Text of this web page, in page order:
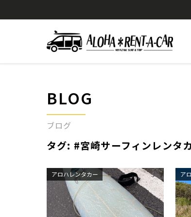
BLOG
ブログ
タグ: #宮崎サーフィンレンタ
アロハレンタカー ア